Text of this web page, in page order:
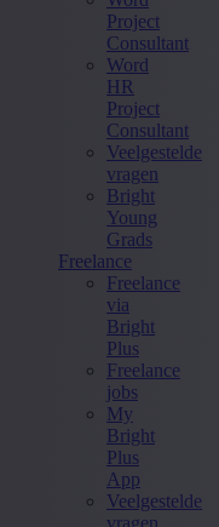
Project
Consultant
Word
HR
Project
Consultant
Veelgestelde
vragen
Bright
Young
Grads
Freelance
Freelance
via
Bright
Plus
Freelance
jobs
My
Bright
Plus
App
Veelgestelde
vragen